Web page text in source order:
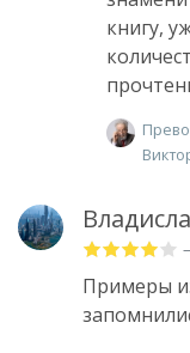
книгу,
Примеры